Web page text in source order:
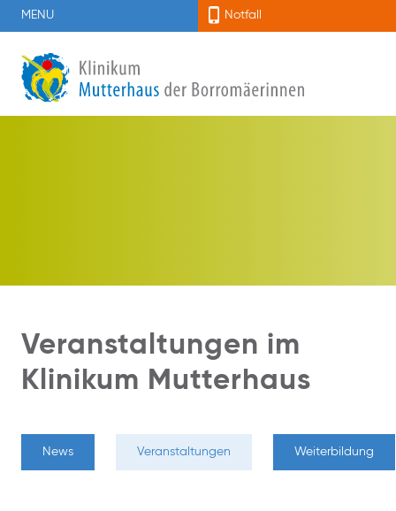
MENU Notfall
Veranstaltungen im
Klinikum Mutterhaus
News Veranstaltungen Weiterbildung